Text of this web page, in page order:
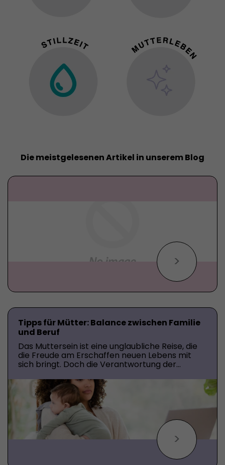
Die meistgelesenen Artikel in unserem Blog
>
Tipps für Mütter: Balance zwischen Familie
und Beruf
Das Muttersein ist eine unglaubliche Reise, die
die Freude am Erschaffen neuen Lebens mit
sich bringt. Doch die Verantwortung der
Mutterschaft mit den Anforderungen des
Berufslebens in Einklang zu bringen, kann eine
Herausforderung sein. Hier sind einige Tipps, die
Ihr Leben verändern können, von der
Zeitmanagement und Stressbewältigung bis hin
zum Genießen magischer Familienmomente.
Lassen Sie uns diese entdecken!
>